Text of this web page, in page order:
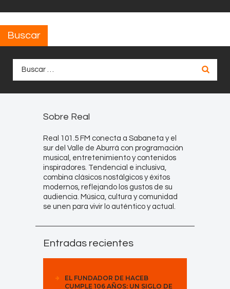
Buscar
Sobre Real
Real 101.5 FM conecta a Sabaneta y el
sur del Valle de Aburrá con programación
musical, entretenimiento y contenidos
inspiradores. Tendencial e inclusiva,
combina clásicos nostálgicos y éxitos
modernos, reflejando los gustos de su
audiencia. Música, cultura y comunidad
se unen para vivir lo auténtico y actual.
Entradas recientes
EL FUNDADOR DE HACEB
CUMPLE 106 AÑOS: UN SIGLO DE